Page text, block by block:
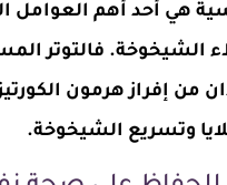
هي أحد أهم العوامل
الشيخوخة. فالتوتر
من إفراز هرمون
وتسريع الشيخوخة.